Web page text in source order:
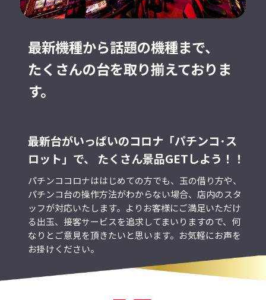
最新機種から話題の機種まで、
たくさんの台を取り揃えておりま
す。
最新台がいっぱいのコロナ「パチンコ･ス
ロット」で、
たくさん景品GETしよう！！
パチンココロナははじめての方でも、玉の借り方や、
パチンコ台の操作方法がわからない場合、店内のスタ
ッフが対応いたします。よりお客様にご満足いただけ
る出玉、接客サービスを追求してまいりますので、何
なりとご意見を頂きたいと思います。お気軽にお声を
お掛けください。